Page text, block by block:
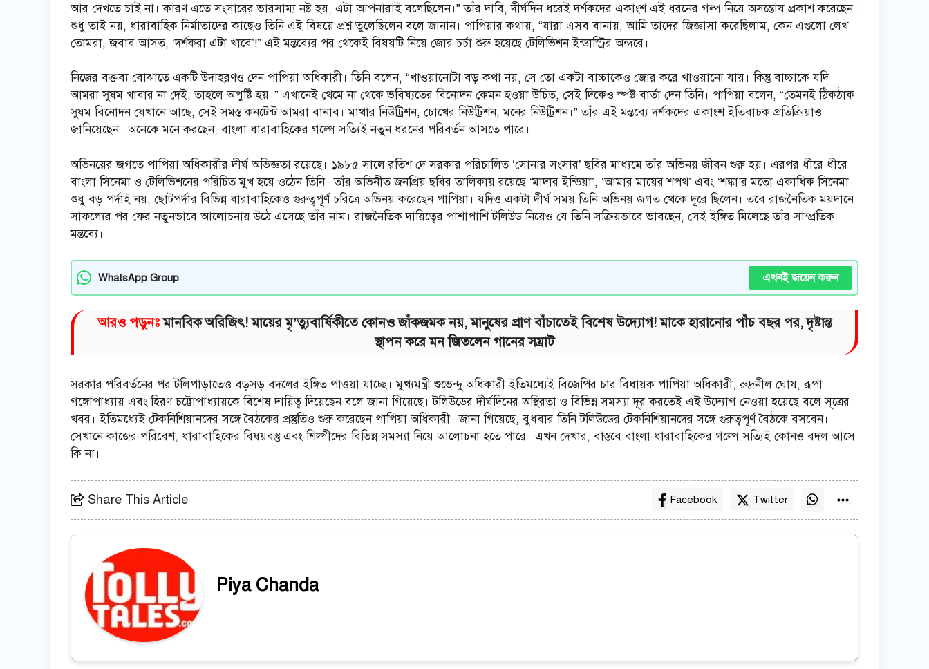
আর দেখতে চাই না। কারণ এতে সংসারের ভারসাম্য নষ্ট হয়, এটা আপনারাই বলেছিলেন।” তাঁর দাবি, দীর্ঘদিন ধরেই দর্শকদের একাংশ এই ধরনের গল্প নিয়ে অসন্তোষ প্রকাশ করেছেন।
শুধু তাই নয়, ধারাবাহিক নির্মাতাদের কাছেও তিনি এই বিষয়ে প্রশ্ন তুলেছিলেন বলে জানান। পাপিয়ার কথায়, “যারা এসব বানায়, আমি তাদের জিজ্ঞাসা করেছিলাম, কেন এগুলো লেখ
তোমরা, জবাব আসত, ‘দর্শকরা এটা খাবে’!” এই মন্তব্যের পর থেকেই বিষয়টি নিয়ে জোর চর্চা শুরু হয়েছে টেলিভিশন ইন্ডাস্ট্রির অন্দরে।
নিজের বক্তব্য বোঝাতে একটি উদাহরণও দেন পাপিয়া অধিকারী। তিনি বলেন, “খাওয়ানোটা বড় কথা নয়, সে তো একটা বাচ্চাকেও জোর করে খাওয়ানো যায়। কিন্তু বাচ্চাকে যদি
আমরা সুষম খাবার না দেই, তাহলে অপুষ্টি হয়।” এখানেই থেমে না থেকে ভবিষ্যতের বিনোদন কেমন হওয়া উচিত, সেই দিকেও স্পষ্ট বার্তা দেন তিনি। পাপিয়া বলেন, “তেমনই ঠিকঠাক
সুষম বিনোদন যেখানে আছে, সেই সমস্ত কনটেন্ট আমরা বানাব। মাথার নিউট্রিশন, চোখের নিউট্রিশন, মনের নিউট্রিশন।” তাঁর এই মন্তব্যে দর্শকদের একাংশ ইতিবাচক প্রতিক্রিয়াও
জানিয়েছেন। অনেকে মনে করছেন, বাংলা ধারাবাহিকের গল্পে সত্যিই নতুন ধরনের পরিবর্তন আসতে পারে।
অভিনয়ের জগতে পাপিয়া অধিকারীর দীর্ঘ অভিজ্ঞতা রয়েছে। ১৯৮৫ সালে রতিশ দে সরকার পরিচালিত ‘সোনার সংসার’ ছবির মাধ্যমে তাঁর অভিনয় জীবন শুরু হয়। এরপর ধীরে ধীরে
বাংলা সিনেমা ও টেলিভিশনের পরিচিত মুখ হয়ে ওঠেন তিনি। তাঁর অভিনীত জনপ্রিয় ছবির তালিকায় রয়েছে ‘মাদার ইন্ডিয়া’, ‘আমার মায়ের শপথ’ এবং ‘শঙ্কা’র মতো একাধিক সিনেমা।
শুধু বড় পর্দাই নয়, ছোটপর্দার বিভিন্ন ধারাবাহিকেও গুরুত্বপূর্ণ চরিত্রে অভিনয় করেছেন পাপিয়া। যদিও একটা দীর্ঘ সময় তিনি অভিনয় জগত থেকে দূরে ছিলেন। তবে রাজনৈতিক ময়দানে
সাফল্যের পর ফের নতুনভাবে আলোচনায় উঠে এসেছে তাঁর নাম। রাজনৈতিক দায়িত্বের পাশাপাশি টলিউড নিয়েও যে তিনি সক্রিয়ভাবে ভাবছেন, সেই ইঙ্গিত মিলেছে তাঁর সাম্প্রতিক
মন্তব্যে।
WhatsApp Group এখনই জয়েন করুন
আরও পড়ুনঃমানবিক অরিজিৎ! মায়ের মৃ’ত্যুবার্ষিকীতে কোনও জাঁকজমক নয়, মানুষের প্রাণ বাঁচাতেই বিশেষ উদ্যোগ! মাকে হারানোর পাঁচ বছর পর, দৃষ্টান্ত
স্থাপন করে মন জিতলেন গানের সম্রাট
সরকার পরিবর্তনের পর টলিপাড়াতেও বড়সড় বদলের ইঙ্গিত পাওয়া যাচ্ছে। মুখ্যমন্ত্রী শুভেন্দু অধিকারী ইতিমধ্যেই বিজেপির চার বিধায়ক পাপিয়া অধিকারী, রুদ্রনীল ঘোষ, রূপা
গঙ্গোপাধ্যায় এবং হিরণ চট্টোপাধ্যায়কে বিশেষ দায়িত্ব দিয়েছেন বলে জানা গিয়েছে। টলিউডের দীর্ঘদিনের অস্থিরতা ও বিভিন্ন সমস্যা দূর করতেই এই উদ্যোগ নেওয়া হয়েছে বলে সূত্রের
খবর। ইতিমধ্যেই টেকনিশিয়ানদের সঙ্গে বৈঠকের প্রস্তুতিও শুরু করেছেন পাপিয়া অধিকারী। জানা গিয়েছে, বুধবার তিনি টলিউডের টেকনিশিয়ানদের সঙ্গে গুরুত্বপূর্ণ বৈঠকে বসবেন।
সেখানে কাজের পরিবেশ, ধারাবাহিকের বিষয়বস্তু এবং শিল্পীদের বিভিন্ন সমস্যা নিয়ে আলোচনা হতে পারে। এখন দেখার, বাস্তবে বাংলা ধারাবাহিকের গল্পে সত্যিই কোনও বদল আসে
কি না।
Share This Article Facebook Twitter
Piya Chanda